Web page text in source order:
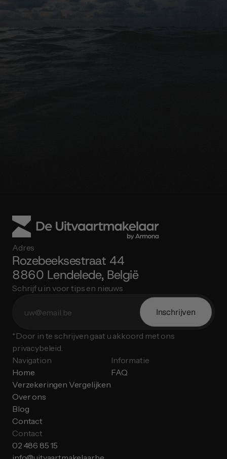
Adres
Rozebeeksestraat 44
8860 Lendelede, België
Schrijf u in voor tips en nieuws
Inschrijven
*Door in te schrijven gaat u akkoord met ons
privacybeleid.
Navigation
Home
Verzekeringen Vergelijken
Over ons
Blog
Contact
Informatie
FAQ
Contact
02 486 85 15